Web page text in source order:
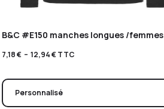
B&C #E150 manches longues /femmes
7,18€ – 12,94€TTC
Personnalisé